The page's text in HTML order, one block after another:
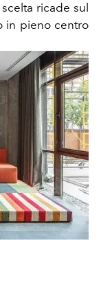
ricade sul
in pieno centro